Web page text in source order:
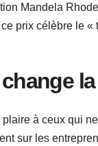
Mandela
prix célèbre le
à ceux qui
sur les